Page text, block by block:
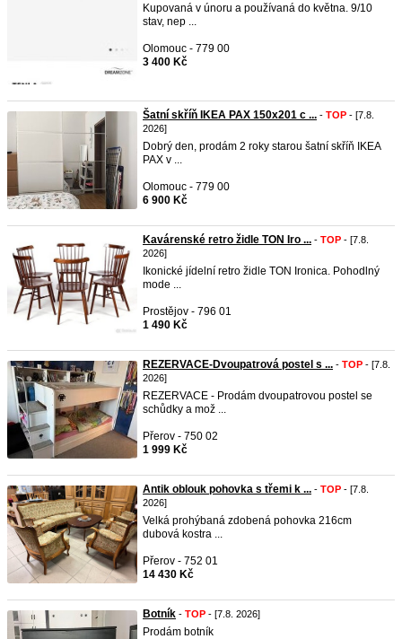
Kupovaná v únoru a používaná do května. 9/10
stav, nep ...
Olomouc - 779 00
3 400 Kč
Šatní skříň IKEA PAX 150x201 c ... - TOP - [7.8.
2026]
Dobrý den, prodám 2 roky starou šatní skříň IKEA
PAX v ...
Olomouc - 779 00
6 900 Kč
Kavárenské retro židle TON Iro ... - TOP - [7.8.
2026]
Ikonické jídelní retro židle TON Ironica. Pohodlný
mode ...
Prostějov - 796 01
1 490 Kč
REZERVACE-Dvoupatrová postel s ... - TOP - [7.8.
2026]
REZERVACE - Prodám dvoupatrovou postel se
schůdky a mož ...
Přerov - 750 02
1 999 Kč
Antik oblouk pohovka s třemi k ... - TOP - [7.8.
2026]
Velká prohýbaná zdobená pohovka 216cm
dubová kostra ...
Přerov - 752 01
14 430 Kč
Botník - TOP - [7.8. 2026]
Prodám botník